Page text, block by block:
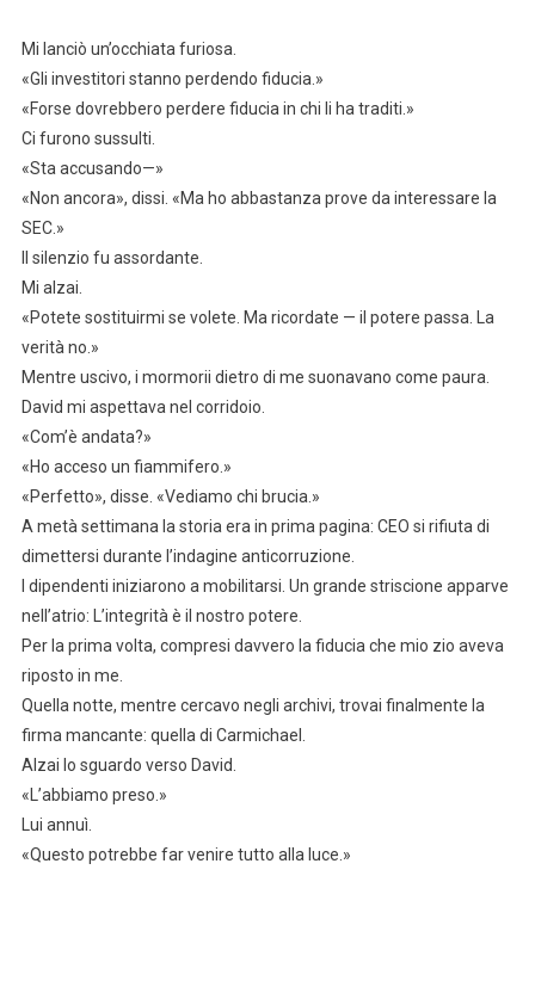
Mi lanciò un’occhiata furiosa.
«Gli investitori stanno perdendo fiducia.»
«Forse dovrebbero perdere fiducia in chi li ha traditi.»
Ci furono sussulti.
«Sta accusando—»
«Non ancora», dissi. «Ma ho abbastanza prove da interessare la
SEC.»
Il silenzio fu assordante.
Mi alzai.
«Potete sostituirmi se volete. Ma ricordate — il potere passa. La
verità no.»
Mentre uscivo, i mormorii dietro di me suonavano come paura.
David mi aspettava nel corridoio.
«Com’è andata?»
«Ho acceso un fiammifero.»
«Perfetto», disse. «Vediamo chi brucia.»
A metà settimana la storia era in prima pagina: CEO si rifiuta di
dimettersi durante l’indagine anticorruzione.
I dipendenti iniziarono a mobilitarsi. Un grande striscione apparve
nell’atrio: L’integrità è il nostro potere.
Per la prima volta, compresi davvero la fiducia che mio zio aveva
riposto in me.
Quella notte, mentre cercavo negli archivi, trovai finalmente la
firma mancante: quella di Carmichael.
Alzai lo sguardo verso David.
«L’abbiamo preso.»
Lui annuì.
«Questo potrebbe far venire tutto alla luce.»